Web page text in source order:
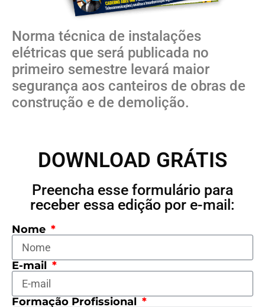
Norma técnica de instalações
elétricas que será publicada no
primeiro semestre levará maior
segurança aos canteiros de obras de
construção e de demolição.
DOWNLOAD GRÁTIS
Preencha esse formulário para
receber essa edição por e-mail:
Nome
E-mail
Formação Profissional